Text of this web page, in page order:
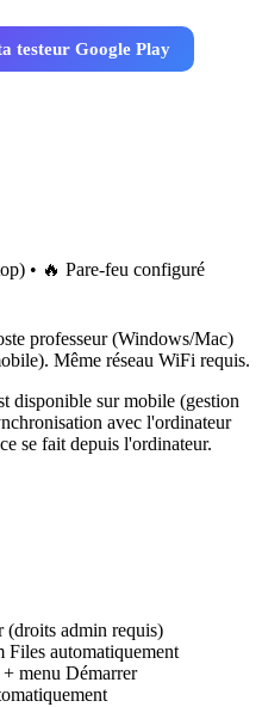
testeur Google Play
• 🔥 Pare-feu configuré
professeur (Windows/Mac)
Même réseau WiFi requis.
disponible sur mobile (gestion
avec l'ordinateur
se fait depuis l'ordinateur.
(droits admin requis)
Files automatiquement
menu Démarrer